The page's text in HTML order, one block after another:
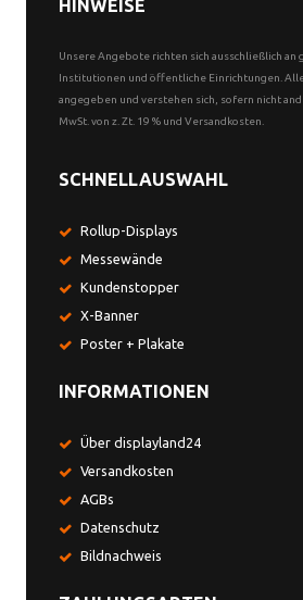
HINWEISE
Unsere Angebote richten sich ausschließlich an
Institutionen und öffentliche Einrichtungen.
angegeben und verstehen sich, sofern nicht
MwSt. von z. Zt. 19 % und Versandkosten.
SCHNELLAUSWAHL
Rollup-Displays
Messewände
Kundenstopper
X-Banner
Poster + Plakate
INFORMATIONEN
Über displayland24
Versandkosten
AGBs
Datenschutz
Bildnachweis